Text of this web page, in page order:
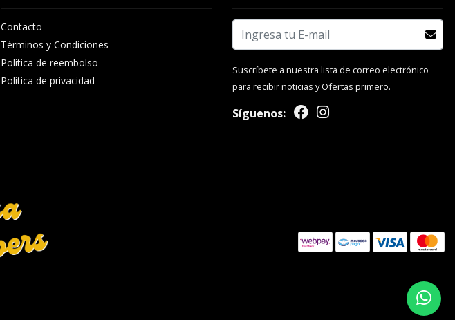
Contacto
Términos y Condiciones
Política de reembolso
Política de privacidad
Suscríbete a nuestra lista de correo electrónico
para recibir noticias y Ofertas primero.
Síguenos: